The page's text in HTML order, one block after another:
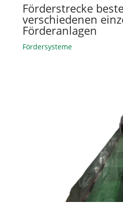
Förderstrecke
verschiedenen
Förderanlagen
Fördersysteme